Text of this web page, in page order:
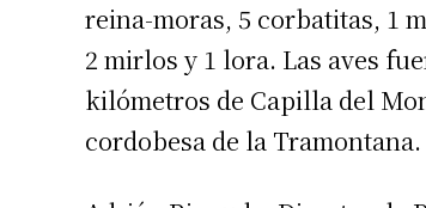
reina-moras, 5 corbatitas, 1
2 mirlos y 1 lora. Las aves
kilómetros de Capilla del
cordobesa de la Tramontana.